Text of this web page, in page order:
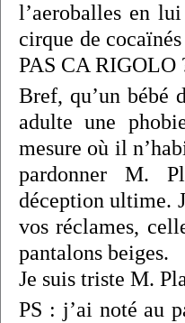
l’aeroballes en
cirque de
PAS CA RIGOLO
Bref, qu’un bébé
adulte une
mesure où il
pardonner M.
déception ultime.
vos réclames,
pantalons beiges.
Je suis triste M.
PS : j’ai noté au